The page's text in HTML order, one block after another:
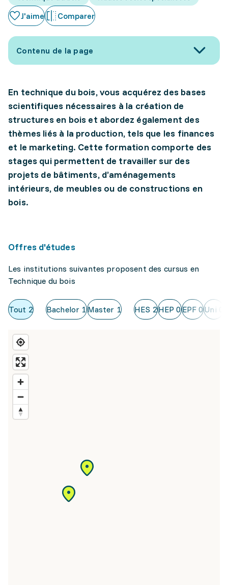
J'aime Comparer
Contenu de la page
En technique du bois, vous acquérez des bases
scientifiques nécessaires à la création de
structures en bois et abordez également des
thèmes liés à la production, tels que les finances
et le marketing. Cette formation comporte des
stages qui permettent de travailler sur des
projets de bâtiments, d’aménagements
intérieurs, de meubles ou de constructions en
bois.
Offres d'études
Les institutions suivantes proposent des cursus en
Technique du bois
Tout 2 Bachelor 1Master 1 HES 2HEP 0EPF0Uni